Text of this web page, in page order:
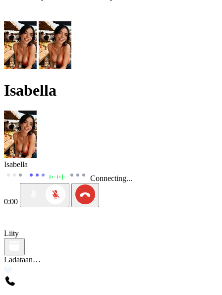
Isabella
Isabella
Connecting...
0:00
Liity
Ladataan…